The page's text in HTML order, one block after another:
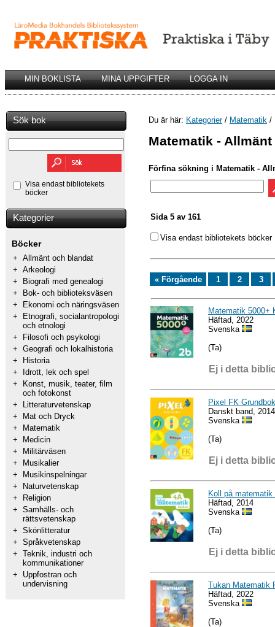
MIN BOKLISTA MINA UPPGIFTER LOGGA IN
Sök bok
Visa endast bibliotekets
böcker
Kategorier
Böcker
+ Allmänt och blandat
+ Arkeologi
+
Biografi med genealogi
+
Bok- och biblioteksväsen
+
Ekonomi och näringsväsen
+
Etnografi, socialantropologi
och etnologi
+
Filosofi och psykologi
+ Geografi och lokalhistoria
+
Historia
+
Idrott, lek och spel
+
Konst, musik, teater, film
och fotokonst
+
Litteraturvetenskap
+
Mat och Dryck
+
Matematik
+
Medicin
+
Militärväsen
+
Musikalier
+
Musikinspelningar
+
Naturvetenskap
+
Religion
+ Samhälls- och
rättsvetenskap
+ Skönlitteratur
+ Språkvetenskap
+ Teknik, industri och
kommunikationer
+
Uppfostran och
undervisning
Du är här: Kategorier/ Matematik /
Matematik - Allmänt
Förfina sökning i Matematik -
Sida 5 av 161
Visa endast bibliotekets böcker
« Förgående 1 2 3
Matematik 5000+
Häftad, 2022
Svenska
(Ta)
Ej i detta
Pixel FK
Danskt band, 2014
Svenska
(Ta)
Ej i detta
Koll på matematik
Häftad, 2014
Svenska
(Ta)
Ej i detta
Tukan Matematik
Häftad, 2022
Svenska
(Ta)